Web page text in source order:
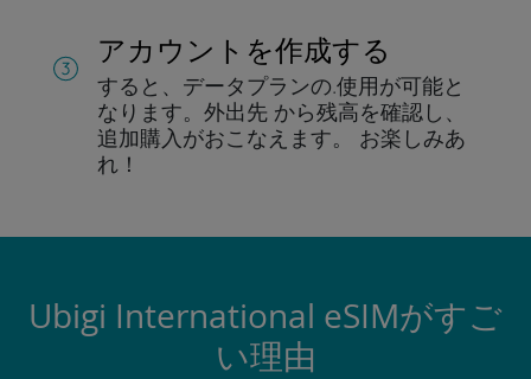
アカウントを作成する
すると、データプランの.使用が可能と
なります。 外出先 から残高を確認し、
追加購入がおこなえます。
お楽しみあ
れ！
Ubigi International eSIMがすご
い理由